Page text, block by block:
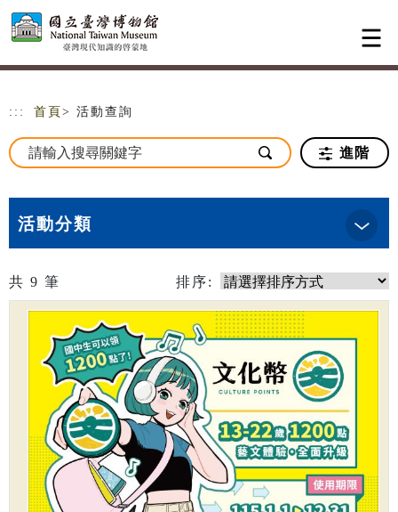
跳到主要內容
網站導覽
::: 首頁 > 活動查詢
進階
活動分類
共 9 筆 排序: